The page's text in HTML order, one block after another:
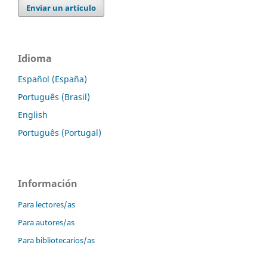
Enviar un artículo
Idioma
Español (España)
Português (Brasil)
English
Português (Portugal)
Información
Para lectores/as
Para autores/as
Para bibliotecarios/as